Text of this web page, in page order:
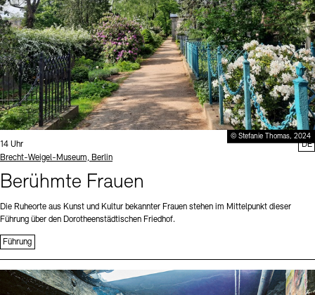
© Stefanie Thomas, 2024
Uhrzeit:
14 Uhr
Standort
Brecht-Weigel-Museum, Berlin
Berühmte Frauen
Die Ruheorte aus Kunst und Kultur bekannter Frauen stehen im Mittelpunkt dieser
Führung über den Dorotheenstädtischen Friedhof.
Führung
DE